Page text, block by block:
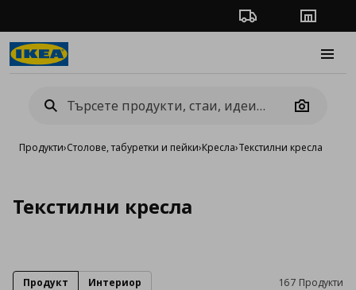
Проследяване на
Camera
Продукти›Столове, табуретки и пейки›Кресла›Текстилни кресла
Текстилни кресла
167 Продукти
Продукт Интериор